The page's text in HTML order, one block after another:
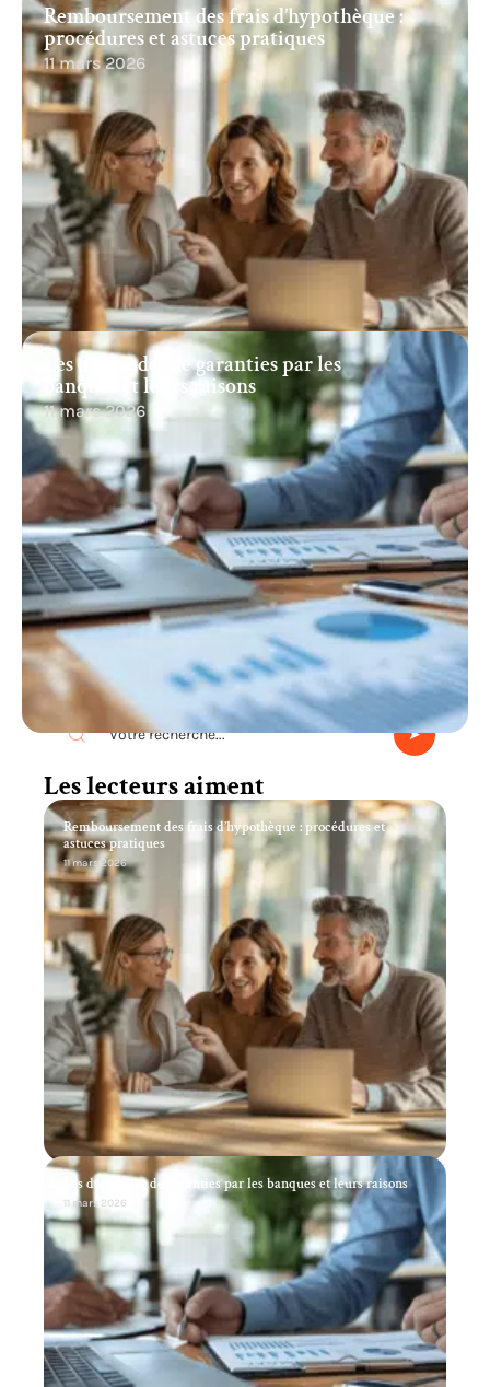
Remboursement des frais d’hypothèque :
procédures et astuces pratiques
11 mars 2026
Les demandes de garanties par les
banques et leurs raisons
11 mars 2026
Recherche
Les lecteurs aiment
Remboursement des frais d’hypothèque : procédures et
astuces pratiques
11 mars 2026
Les demandes de garanties par les banques et leurs raisons
11 mars 2026